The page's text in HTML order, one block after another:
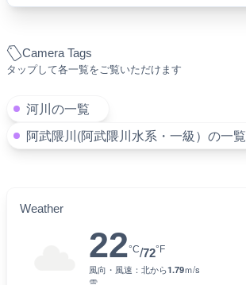
Camera Tags
タップして各一覧をご覧いただけます
河川の一覧
阿武隈川(阿武隈川水系・一級）の一覧
Weather
22°C/72°F
風向・風速： 北から1.79ｍ/s